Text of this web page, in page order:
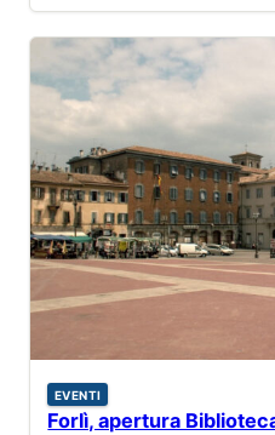
EVENTI
Forlì, apertura